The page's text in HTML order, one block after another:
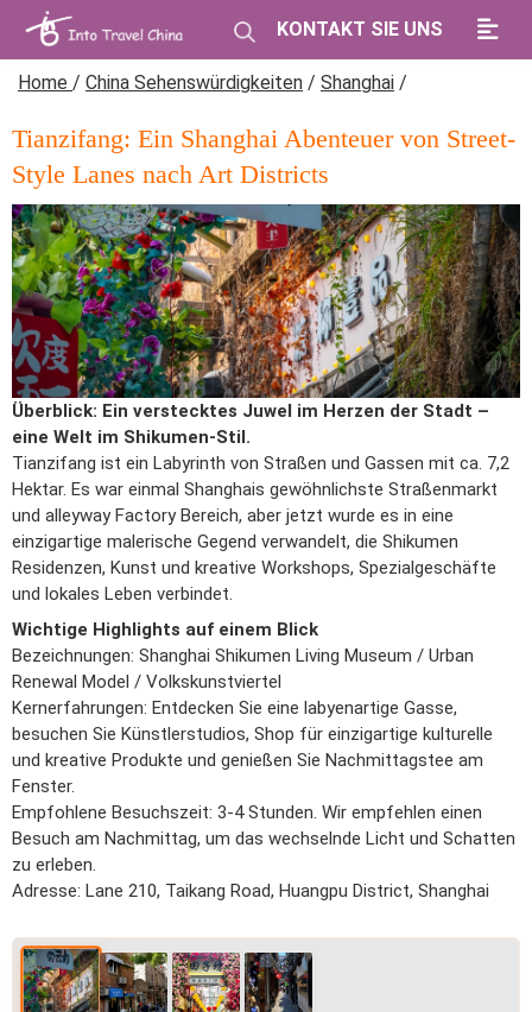
KONTAKT SIE UNS
Home / China Sehenswürdigkeiten / Shanghai /
Tianzifang: Ein Shanghai Abenteuer von Street-
Style Lanes nach Art Districts
Überblick: Ein verstecktes Juwel im Herzen der Stadt –
eine Welt im Shikumen-Stil.
Tianzifang ist ein Labyrinth von Straßen und Gassen mit ca. 7,2
Hektar. Es war einmal Shanghais gewöhnlichste Straßenmarkt
und alleyway Factory Bereich, aber jetzt wurde es in eine
einzigartige malerische Gegend verwandelt, die Shikumen
Residenzen, Kunst und kreative Workshops, Spezialgeschäfte
und lokales Leben verbindet.
Wichtige Highlights auf einem Blick
Bezeichnungen: Shanghai Shikumen Living Museum / Urban
Renewal Model / Volkskunstviertel
Kernerfahrungen: Entdecken Sie eine labyenartige Gasse,
besuchen Sie Künstlerstudios, Shop für einzigartige kulturelle
und kreative Produkte und genießen Sie Nachmittagstee am
Fenster.
Empfohlene Besuchszeit: 3-4 Stunden. Wir empfehlen einen
Besuch am Nachmittag, um das wechselnde Licht und Schatten
zu erleben.
Adresse: Lane 210, Taikang Road, Huangpu District, Shanghai